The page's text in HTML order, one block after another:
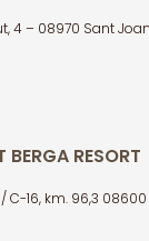
4 – 08970 Sant
BERGA RESORT
C-16, km. 96,3